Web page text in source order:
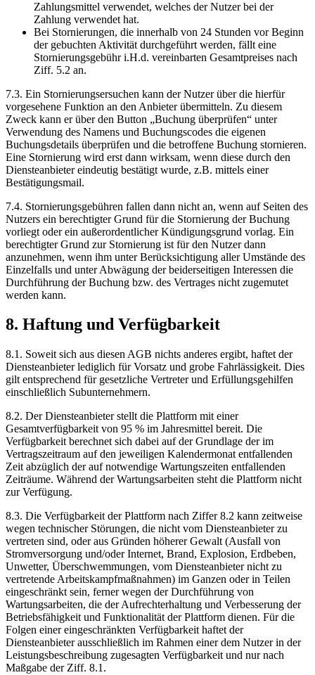
Zahlungsmittel verwendet, welches der Nutzer bei der
Zahlung verwendet hat.
Bei Stornierungen, die innerhalb von 24 Stunden vor Beginn
der gebuchten Aktivität durchgeführt werden, fällt eine
Stornierungsgebühr i.H.d. vereinbarten Gesamtpreises nach
Ziff. 5.2 an.
7.3. Ein Stornierungsersuchen kann der Nutzer über die hierfür
vorgesehene Funktion an den Anbieter übermitteln. Zu diesem
Zweck kann er über den Button „Buchung überprüfen“ unter
Verwendung des Namens und Buchungscodes die eigenen
Buchungsdetails überprüfen und die betroffene Buchung stornieren.
Eine Stornierung wird erst dann wirksam, wenn diese durch den
Diensteanbieter eindeutig bestätigt wurde, z.B. mittels einer
Bestätigungsmail.
7.4. Stornierungsgebühren fallen dann nicht an, wenn auf Seiten des
Nutzers ein berechtigter Grund für die Stornierung der Buchung
vorliegt oder ein außerordentlicher Kündigungsgrund vorlag. Ein
berechtigter Grund zur Stornierung ist für den Nutzer dann
anzunehmen, wenn ihm unter Berücksichtigung aller Umstände des
Einzelfalls und unter Abwägung der beiderseitigen Interessen die
Durchführung der Buchung bzw. des Vertrages nicht zugemutet
werden kann.
8. Haftung und Verfügbarkeit
8.1. Soweit sich aus diesen AGB nichts anderes ergibt, haftet der
Diensteanbieter lediglich für Vorsatz und grobe Fahrlässigkeit. Dies
gilt entsprechend für gesetzliche Vertreter und Erfüllungsgehilfen
einschließlich Subunternehmern.
8.2. Der Diensteanbieter stellt die Plattform mit einer
Gesamtverfügbarkeit von 95 % im Jahresmittel bereit. Die
Verfügbarkeit berechnet sich dabei auf der Grundlage der im
Vertragszeitraum auf den jeweiligen Kalendermonat entfallenden
Zeit abzüglich der auf notwendige Wartungszeiten entfallenden
Zeiträume. Während der Wartungsarbeiten steht die Plattform nicht
zur Verfügung.
8.3. Die Verfügbarkeit der Plattform nach Ziffer 8.2 kann zeitweise
wegen technischer Störungen, die nicht vom Diensteanbieter zu
vertreten sind, oder aus Gründen höherer Gewalt (Ausfall von
Stromversorgung und/oder Internet, Brand, Explosion, Erdbeben,
Unwetter, Überschwemmungen, vom Diensteanbieter nicht zu
vertretende Arbeitskampfmaßnahmen) im Ganzen oder in Teilen
eingeschränkt sein, ferner wegen der Durchführung von
Wartungsarbeiten, die der Aufrechterhaltung und Verbesserung der
Betriebsfähigkeit und Funktionalität der Plattform dienen. Für die
Folgen einer eingeschränkten Verfügbarkeit haftet der
Diensteanbieter ausschließlich im Rahmen einer dem Nutzer in der
Leistungsbeschreibung zugesagten Verfügbarkeit und nur nach
Maßgabe der Ziff. 8.1.